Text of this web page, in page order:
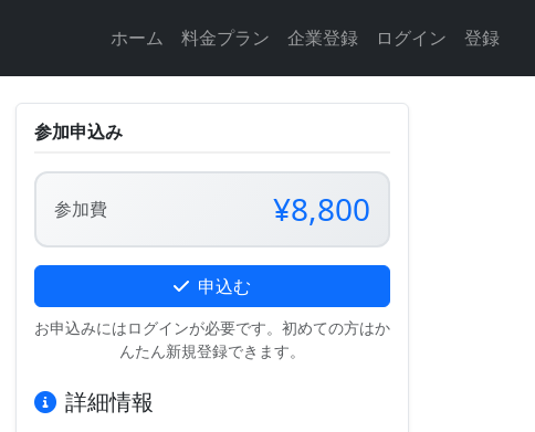
ホーム 料金プラン 企業登録 ログイン 登録
参加申込み
参加費 ¥8,800
申込む
お申込みにはログインが必要です。初めての方はか
んたん新規登録できます。
詳細情報